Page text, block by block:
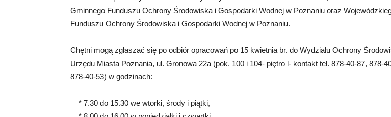
Gminnego Funduszu Ochrony Środowiska i Gospodarki Wodnej w Poznaniu oraz
Funduszu Ochrony Środowiska i Gospodarki Wodnej w Poznaniu.
Chętni mogą zgłaszać się po odbiór opracowań po 15 kwietnia br. do Wydziału Ochrony
Urzędu Miasta Poznania, ul. Gronowa 22a (pok. 100 i 104- piętro l- kontakt tel. 878-40-87, 878-
878-40-53) w godzinach:
* 7.30 do 15.30 we wtorki, środy i piątki,